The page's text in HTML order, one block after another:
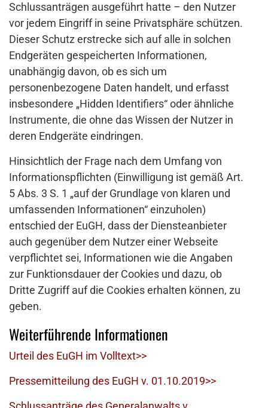
Schlussanträgen ausgeführt hatte – den Nutzer
vor jedem Eingriff in seine Privatsphäre schützen.
Dieser Schutz erstrecke sich auf alle in solchen
Endgeräten gespeicherten Informationen,
unabhängig davon, ob es sich um
personenbezogene Daten handelt, und erfasst
insbesondere „Hidden Identifiers“ oder ähnliche
Instrumente, die ohne das Wissen der Nutzer in
deren Endgeräte eindringen.
Hinsichtlich der Frage nach dem Umfang von
Informationspflichten (Einwilligung ist gemäß Art.
5 Abs. 3 S. 1 „auf der Grundlage von klaren und
umfassenden Informationen“ einzuholen)
entschied der EuGH, dass der Diensteanbieter
auch gegenüber dem Nutzer einer Webseite
verpflichtet sei, Informationen wie die Angaben
zur Funktionsdauer der Cookies und dazu, ob
Dritte Zugriff auf die Cookies erhalten können, zu
geben.
Weiterführende Informationen
Urteil des EuGH im Volltext>>
Pressemitteilung des EuGH v. 01.10.2019>>